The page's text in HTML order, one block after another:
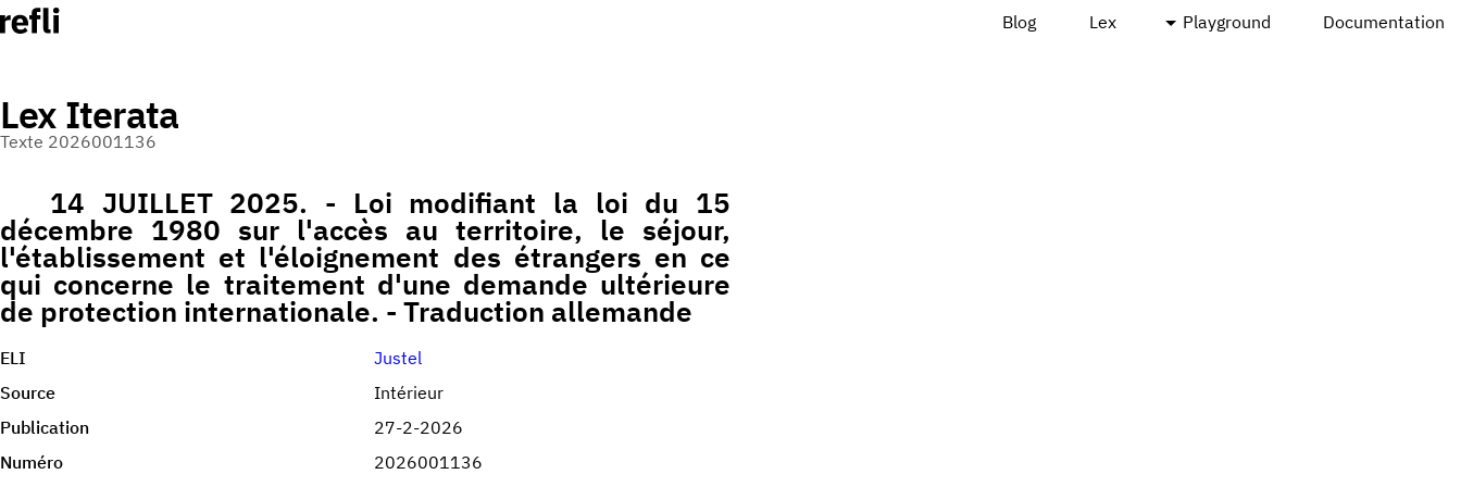
Blog Lex Playground Documentation
Lex Iterata
Texte 2026001136
14 JUILLET 2025. - Loi modifiant la loi du 15
décembre 1980 sur l'accès au territoire, le séjour,
l'établissement et l'éloignement des étrangers en ce
qui concerne le traitement d'une demande ultérieure
de protection internationale. - Traduction allemande
ELI
Justel
Source
Intérieur
Publication
27-2-2026
Numéro
2026001136